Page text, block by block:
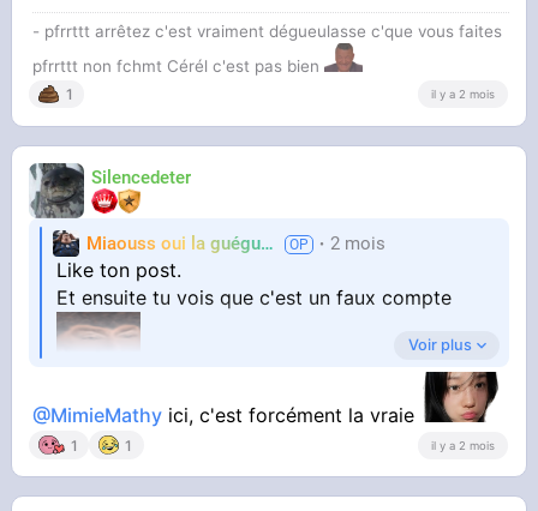
- pfrrttt arrêtez c'est vraiment dégueulasse c'que vous faites
pfrrttt non fchmt Cérél c'est pas bien
1 il y a 2 mois
Silencedeter
Miaouss oui la guéguérre TF6 2 mois
Like ton post.
Et ensuite tu vois que c'est un faux compte
Voir plus
@MimieMathy ici, c'est forcément la vraie
1 1 il y a 2 mois